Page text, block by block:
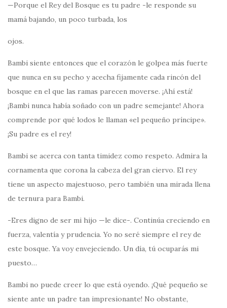
—Porque el Rey del Bosque es tu padre -le responde su
mamá bajando, un poco turbada, los
ojos.
Bambi siente entonces que el corazón le golpea más fuerte
que nunca en su pecho y acecha fijamente cada rincón del
bosque en el que las ramas parecen moverse. ¡Ahí está!
¡Bambi nunca había soñado con un padre semejante! Ahora
comprende por qué lodos le llaman «el pequeño príncipe».
¡Su padre es el rey!
Bambi se acerca con tanta timidez como respeto. Admira la
cornamenta que corona la cabeza del gran ciervo. El rey
tiene un aspecto majestuoso, pero también una mirada llena
de ternura para Bambi.
-Eres digno de ser mi hijo —le dice-. Continúa creciendo en
fuerza, valentía y prudencia. Yo no seré siempre el rey de
este bosque. Ya voy envejeciendo. Un día, tú ocuparás mi
puesto…
Bambi no puede creer lo que está oyendo. ¡Qué pequeño se
siente ante un padre tan impresionante! No obstante,